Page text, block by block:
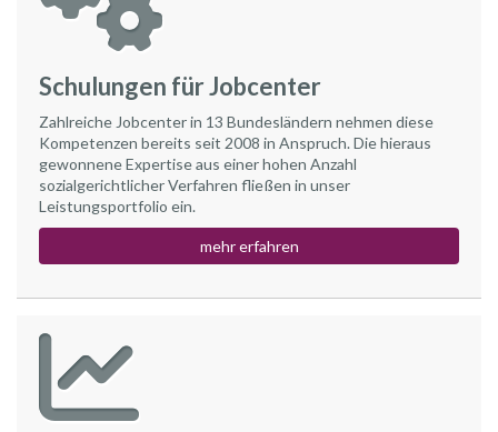
Schulungen für Jobcenter
Zahlreiche Jobcenter in 13 Bundesländern nehmen diese
Kompetenzen bereits seit 2008 in Anspruch. Die hieraus
gewonnene Expertise aus einer hohen Anzahl
sozialgerichtlicher Verfahren fließen in unser
Leistungsportfolio ein.
mehr erfahren